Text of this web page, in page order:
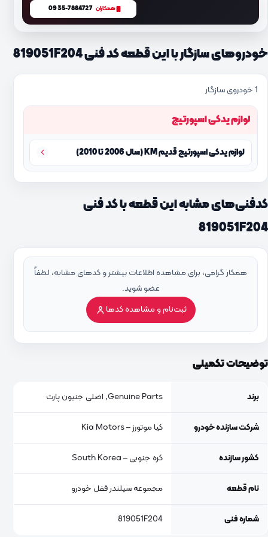
همکاران 0935-7884727
خودروهای سازگار با این قطعه کد فنی 819051F204
1 خودروی سازگار
لوازم یدکی اسپورتیج
لوازم یدکی اسپورتیج قدیم KM (سال 2006 تا 2010)
کدفنی‌های مشابه این قطعه با کد فنی
819051F204
همکار گرامی، برای مشاهده اطلاعات بیشتر و کدهای مشابه، لطفاً
عضو شوید.
ثبت‌نام و مشاهده کدها
توضیحات تکمیلی
برند Genuine Parts, اصلی جنیون پارت
شرکت سازنده خودرو کیا موتورز – Kia Motors
کشور سازنده کره جنوبی – South Korea
نام قطعه مجموعه سیلندر قفل خودرو
شماره فنی 819051F204